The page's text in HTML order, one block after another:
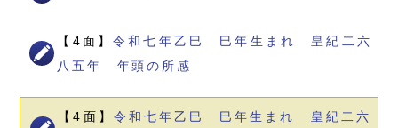
【4面】令和七年乙巳 巳年生まれ 皇紀二六
八五年 年頭の所感
【4面】 令和七年乙巳 巳年生まれ 皇紀二六